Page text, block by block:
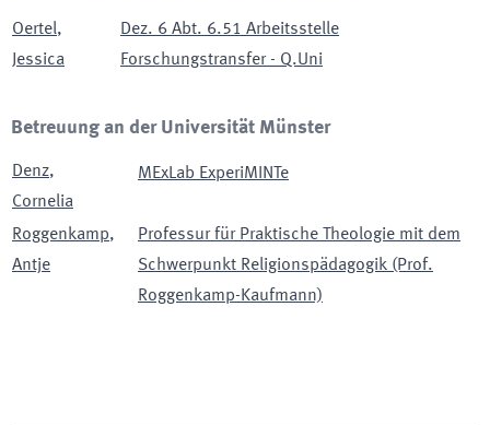
Oertel,
Jessica
Dez. 6 Abt. 6.51 Arbeitsstelle
Forschungstransfer - Q.Uni
Betreuung an der Universität Münster
Denz,
Cornelia
MExLab ExperiMINTe
Roggenkamp,
Antje
Professur für Praktische Theologie mit dem
Schwerpunkt Religionspädagogik (Prof.
Roggenkamp-Kaufmann)